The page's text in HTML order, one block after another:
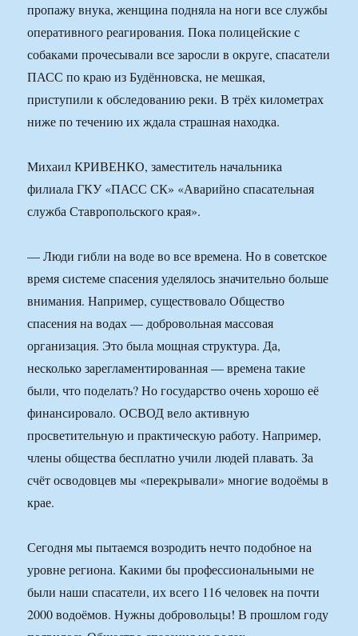
пропажу внука, женщина подняла на ноги все службы
оперативного реагирования. Пока полицейские с
собаками прочесывали все заросли в округе, спасатели
ПАСС по краю из Будённовска, не мешкая,
приступили к обследованию реки. В трёх километрах
ниже по течению их ждала страшная находка.
Михаил КРИВЕНКО, заместитель начальника
филиала ГКУ «ПАСС СК» «Аварийно спасательная
служба Ставропольского края».
— Люди гибли на воде во все времена. Но в советское
время системе спасения уделялось значительно больше
внимания. Например, существовало Общество
спасения на водах — добровольная массовая
организация. Это была мощная структура. Да,
несколько зарегламентированная — времена такие
были, что поделать? Но государство очень хорошо её
финансировало. ОСВОД вело активную
просветительную и практическую работу. Например,
члены общества бесплатно учили людей плавать. За
счёт осводовцев мы «перекрывали» многие водоёмы в
крае.
Сегодня мы пытаемся возродить нечто подобное на
уровне региона. Какими бы профессиональными не
были наши спасатели, их всего 116 человек на почти
2000 водоёмов. Нужны добровольцы! В прошлом году